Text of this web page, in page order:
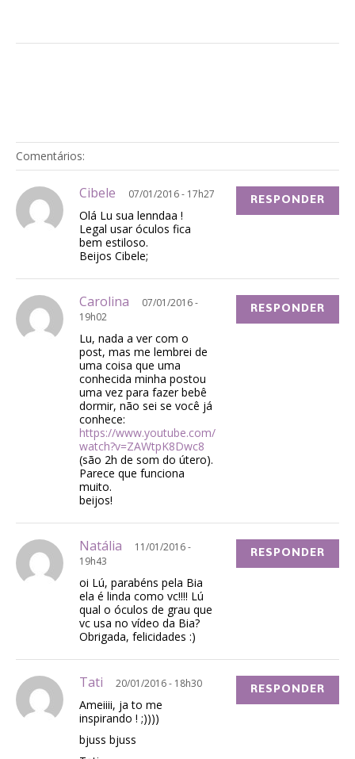
Comentários:
Cibele 07/01/2016 - 17h27
Olá Lu sua lenndaa !
Legal usar óculos fica
bem estiloso.
Beijos Cibele;
RESPONDER
Carolina
07/01/2016 -
19h02
Lu, nada a ver com o
post, mas me lembrei de
uma coisa que uma
conhecida minha postou
uma vez para fazer bebê
dormir, não sei se você já
conhece:
https://www.youtube.com/
watch?v=ZAWtpK8Dwc8
(são 2h de som do útero).
Parece que funciona
muito.
beijos!
RESPONDER
Natália
11/01/2016 -
19h43
oi Lú, parabéns pela Bia
ela é linda como vc!!!! Lú
qual o óculos de grau que
vc usa no vídeo da Bia?
Obrigada, felicidades :)
RESPONDER
Tati 20/01/2016 - 18h30
Ameiiii, ja to me
inspirando ! ;))))
bjuss bjuss
RESPONDER